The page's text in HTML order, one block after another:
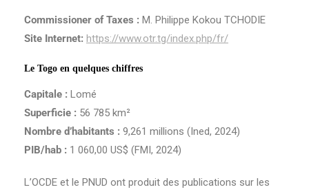
Commissioner of Taxes : M. Philippe Kokou TCHODIE
Site Internet: https://www.otr.tg/index.php/fr/
Le Togo en quelques chiffres
Capitale : Lomé
Superficie : 56 785 km²
Nombre d’habitants : 9,261 millions (Ined, 2024)
PIB/hab : 1 060,00 US$ (FMI, 2024)
L’OCDE et le PNUD ont produit des publications sur les